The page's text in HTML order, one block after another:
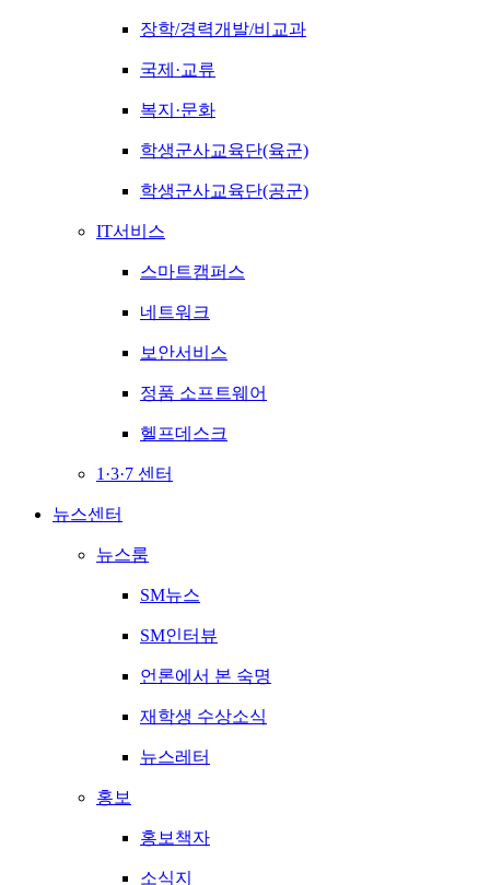
장학/경력개발/비교과
국제·교류
복지·문화
학생군사교육단(육군)
학생군사교육단(공군)
IT서비스
스마트캠퍼스
네트워크
보안서비스
정품 소프트웨어
헬프데스크
1·3·7 센터
뉴스센터
뉴스룸
SM뉴스
SM인터뷰
언론에서 본 숙명
재학생 수상소식
뉴스레터
홍보
홍보책자
소식지